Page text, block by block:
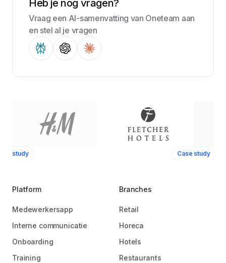
Heb je nog vragen?
Vraag een AI-samenvatting van Oneteam aan
en stel al je vragen
study Case study
Platform
Medewerkersapp
Interne communicatie
Onboarding
Training
Branches
Retail
Horeca
Hotels
Restaurants